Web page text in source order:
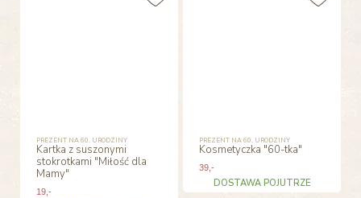
PREZENT NA 60. URODZINY
Kartka z suszonymi
stokrotkami "Miłość dla
Mamy"
19,-
PREZENT NA 60. URODZINY
Kosmetyczka "60-tka"
39 ,-
DOSTAWA POJUTRZE